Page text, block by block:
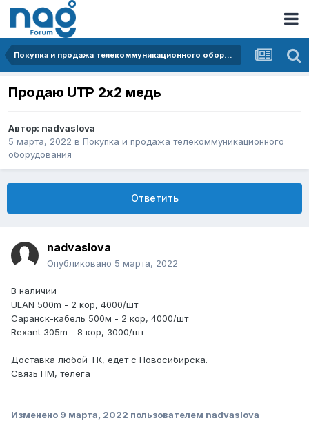
Покупка и продажа телекоммуникационного оборудования
Продаю UTP 2x2 медь
Автор: nadvaslova
5 марта, 2022 в Покупка и продажа телекоммуникационного
оборудования
Ответить
nadvaslova
Опубликовано 5 марта, 2022
В наличии
ULAN 500m - 2 кор, 4000/шт
Саранск-кабель 500м - 2 кор, 4000/шт
Rexant 305m - 8 кор, 3000/шт
Доставка любой ТК, едет с Новосибирска.
Связь ПМ, телега
Изменено 9 марта, 2022 пользователем nadvaslova